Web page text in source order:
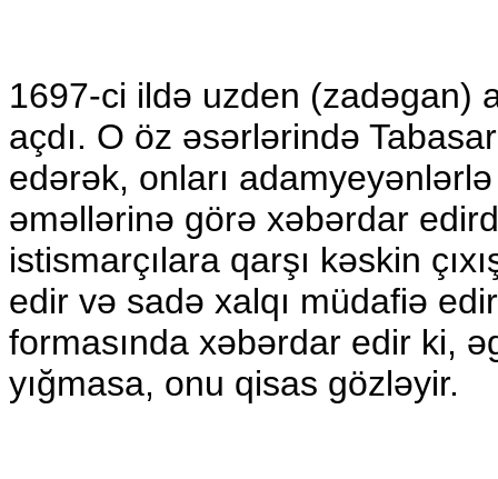
1697-ci ildə uzden (zadəgan)
açdı. O öz əsərlərində
edərək, onları
əməllərinə görə xəbərdar
istismarçılara qarşı kəskin
edir və sadə xalqı müdafiə
formasında xəbərdar edir ki,
yığmasa, onu qisas gözləyir.